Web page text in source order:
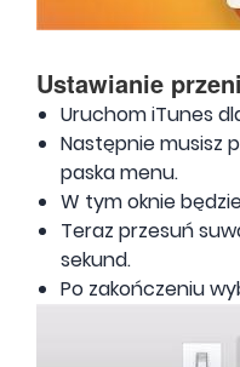
Ustawianie
Uruchom iTunes
Następnie musisz
paska menu.
W tym oknie
Teraz przesuń
sekund.
Po zakończeniu